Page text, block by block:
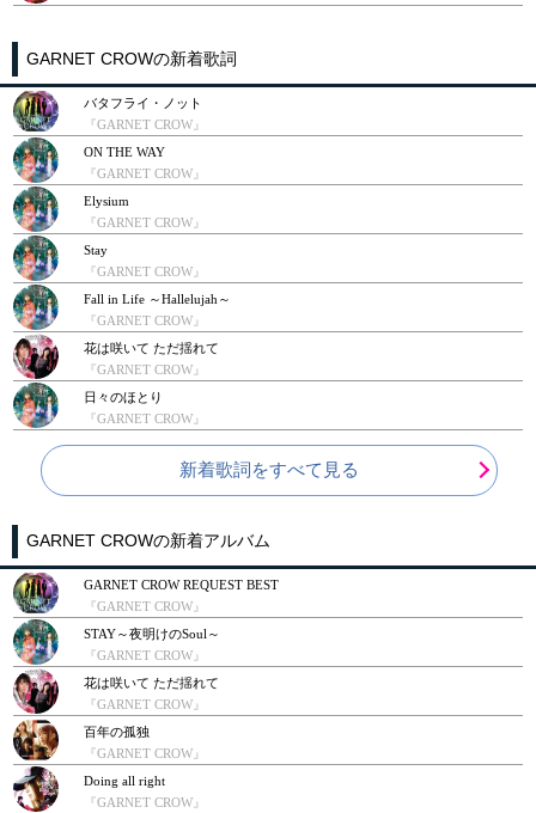
GARNET CROWの新着歌詞
バタフライ・ノット
『GARNET CROW』
ON THE WAY
『GARNET CROW』
Elysium
『GARNET CROW』
Stay
『GARNET CROW』
Fall in Life ～Hallelujah～
『GARNET CROW』
花は咲いて ただ揺れて
『GARNET CROW』
日々のほとり
『GARNET CROW』
新着歌詞をすべて見る
GARNET CROWの新着アルバム
GARNET CROW REQUEST BEST
『GARNET CROW』
STAY～夜明けのSoul～
『GARNET CROW』
花は咲いて ただ揺れて
『GARNET CROW』
百年の孤独
『GARNET CROW』
Doing all right
『GARNET CROW』